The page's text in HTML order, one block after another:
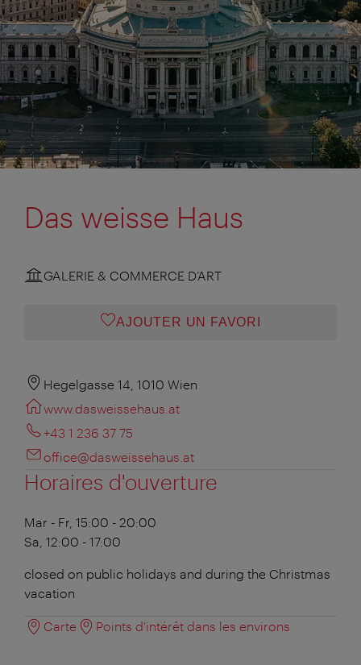
Das weisse Haus
GALERIE & COMMERCE D’ART
AJOUTER UN FAVORI
Hegelgasse 14, 1010 Wien
www.dasweissehaus.at
+43 1 236 37 75
office@dasweissehaus.at
Horaires d'ouverture
Mar - Fr, 15:00 - 20:00
Sa, 12:00 - 17:00
closed on public holidays and during the Christmas
vacation
Carte Points d'intérêt dans les environs